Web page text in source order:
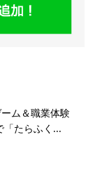
ム＆職業体験
「たらふく...